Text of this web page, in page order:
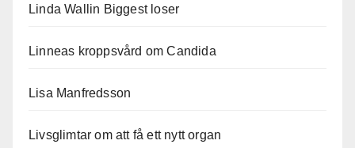
Linda Wallin Biggest loser
Linneas kroppsvård om Candida
Lisa Manfredsson
Livsglimtar om att få ett nytt organ